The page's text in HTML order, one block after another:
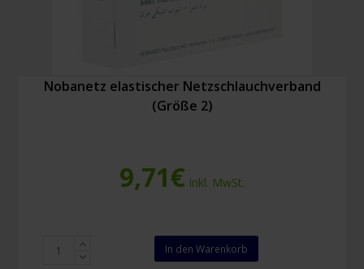
Nobanetz elastischer Netzschlauchverband
(Größe 2)
9,71€ Inkl. MwSt.
Nobanetz
elastischer
In den Warenkorb